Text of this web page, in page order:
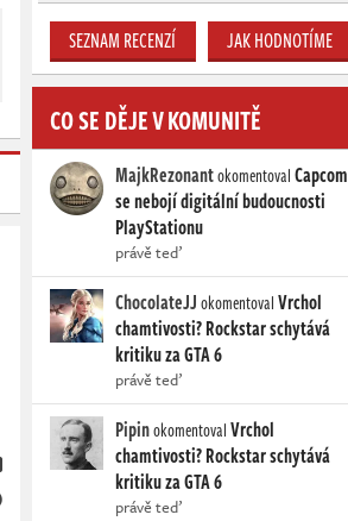
SEZNAM RECENZÍ JAK HODNOTÍME
CO SE DĚJE V KOMUNITĚ
MajkRezonantokomentovalCapcom
se nebojí digitální budoucnosti
PlayStationu
právě teď
ChocolateJJokomentovalVrchol
chamtivosti? Rockstar schytává
kritiku za GTA 6
právě teď
PipinokomentovalVrchol
chamtivosti? Rockstar schytává
kritiku za GTA 6
právě teď